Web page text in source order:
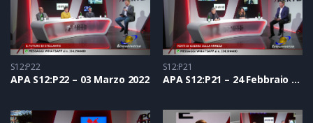
S12:P22
APA S12:P22 – 03 Marzo 2022
S12:P21
APA S12:P21 – 24 Febbraio 2022